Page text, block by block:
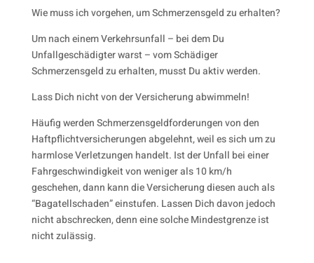
Wie muss ich vorgehen, um Schmerzens­geld zu erhalten?
Um nach einem Verkehrsunfall – bei dem Du
Unfallgeschädigter warst – vom Schädiger
Schmerzensgeld zu erhalten, musst Du aktiv werden.
Lass Dich nicht von der Versicherung abwimmeln!
Häufig werden Schmerzensgeldforderungen von den
Haftpflichtversicherungen abgelehnt, weil es sich um zu
harmlose Verletzungen handelt. Ist der Unfall bei einer
Fahrgeschwindigkeit von weniger als 10 km/h
geschehen, dann kann die Versicherung diesen auch als
“Bagatellschaden” einstufen. Lassen Dich davon jedoch
nicht abschrecken, denn eine solche Mindestgrenze ist
nicht zulässig.